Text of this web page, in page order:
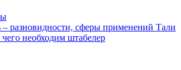
– разновидности, сферы применений Тали
необходим штабелер